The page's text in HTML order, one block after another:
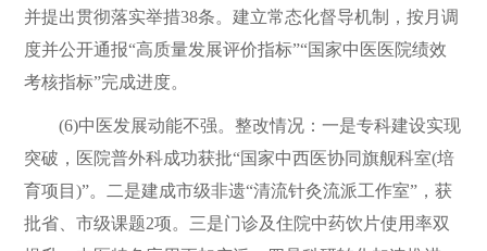
并提出贯彻落实举措38条。建立常态化督导机制，按月调
度并公开通报“高质量发展评价指标”“国家中医医院绩效
考核指标”完成进度。
(6)中医发展动能不强。整改情况：一是专科建设实现
突破，医院普外科成功获批“国家中西医协同旗舰科室(培
育项目)”。二是建成市级非遗“清流针灸流派工作室”，获
批省、市级课题2项。三是门诊及住院中药饮片使用率双